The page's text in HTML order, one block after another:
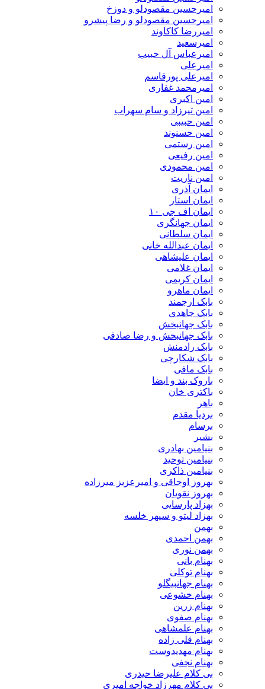
امیرحسین مقصودلو و دوزخ
امیرحسین مقصودلو و رضا پیشرو
امیررضا کاکاوند
امیرسعید
امیرعباس آل حبیب
امیرعلی
امیرعلی پورقاسم
امیرمحمد غفاری
امین اکبری
امین تیرزاد و سام سهراب
امین حبیبی
امین حسنوند
امین رستمی
امین رفیعی
امین محمودی
امین ناریت
ایمان آذری
ایمان استار
ایمان اف جی ۱۰
ایمان جهانگری
ایمان سلطانی
ایمان عبدالله خانی
ایمان علیشاهی
ایمان غلامی
ایمان کریمی
ایمان ماهرو
بابک ارجمند
بابک جاهدی
بابک جهانبخش
بابک جهانبخش و رضا صادقی
بابک رادمنش
بابک شکارچی
بابک مافی
باروک بند و ایضا
باکتری خان
باهر
بردیا مقدم
برسام
بشیر
بنیامین بهادری
بنیامین توحید
بنیامین ذاکری
بهروز اوجاقی و امیرعزیز میرزاده
بهروز نقویان
بهزاد پارسایی
بهزاد لیتو و سپهر خلسه
بهمن
بهمن احمدی
بهمن نوری
بهنام بانی
بهنام توکلی
بهنام جهانبیگلو
بهنام خشوعی
بهنام زرین
بهنام صفوی
بهنام علمشاهی
بهنام قلی زاده
بهنام مهدیدوست
بهنام نجفی
بی کلام علیرضا حیدری
بی کلام مهرزاد خواجه امیری